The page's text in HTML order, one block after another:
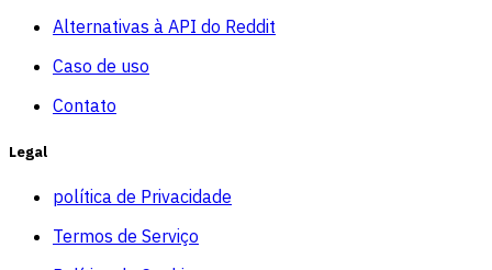
Alternativas à API do Reddit
Caso de uso
Contato
Legal
política de Privacidade
Termos de Serviço